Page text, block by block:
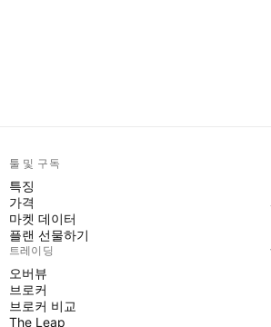
툴 및 구독
특징
가격
마켓 데이터
플랜 선물하기
트레이딩
오버뷰
브로커
브로커 비교
The Leap